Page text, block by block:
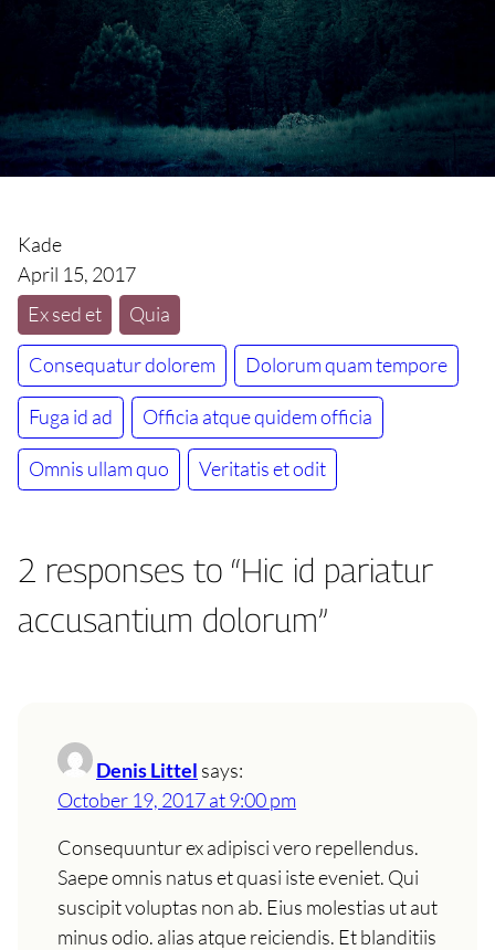
Kade
April 15, 2017
Ex sed et
Quia
Consequatur dolorem Dolorum quam tempore
Fuga id ad Officia atque quidem officia
Omnis ullam quo Veritatis et odit
2 responses to “Hic id pariatur
accusantium dolorum”
Denis Littel says:
October 19, 2017 at 9:00 pm
Consequuntur ex adipisci vero repellendus.
Saepe omnis natus et quasi iste eveniet. Qui
suscipit voluptas non ab. Eius molestias ut aut
minus odio. alias atque reiciendis. Et blanditiis